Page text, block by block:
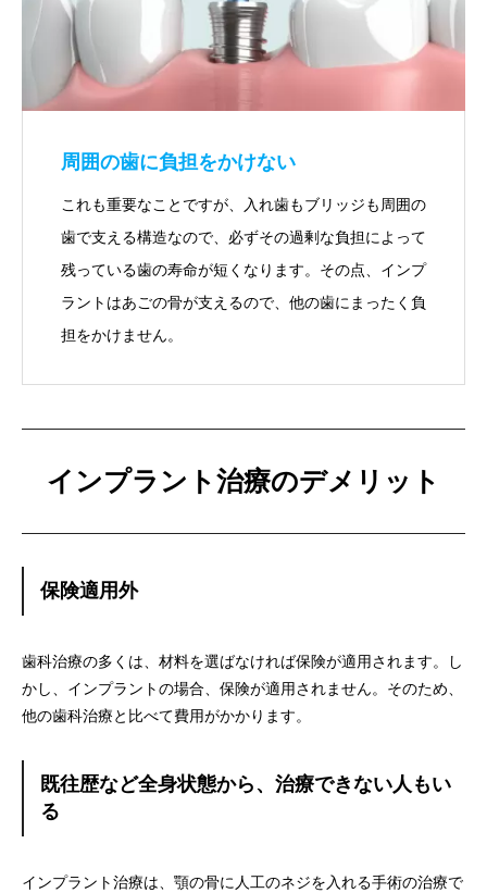
周囲の歯に負担をかけない
これも重要なことですが、入れ歯もブリッジも周囲の
歯で支える構造なので、必ずその過剰な負担によって
残っている歯の寿命が短くなります。その点、インプ
ラントはあごの骨が支えるので、他の歯にまったく負
担をかけません。
インプラント治療のデメリット
保険適用外
歯科治療の多くは、材料を選ばなければ保険が適用されます。
し
かし、インプラントの場合、保険が適用されません。そのため、
他の歯科治療と比べて費用がかかります。
既往歴など全身状態から、治療できない人もい
る
インプラント治療は、 顎の骨に人工のネジを入れる手術の治療で